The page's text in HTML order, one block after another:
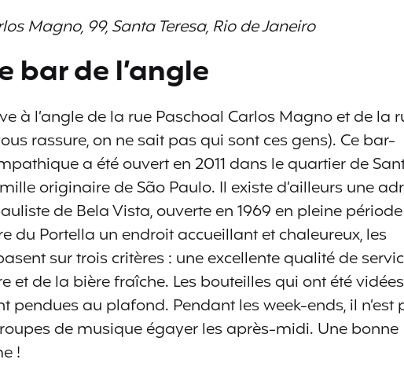
Magno, 99, Santa Teresa, Rio de Janeiro
bar de l’angle
à l’angle de la rue Paschoal Carlos Magno et de la
rassure, on ne sait pas qui sont ces gens). Ce bar-
a été ouvert en 2011 dans le quartier de
originaire de São Paulo. Il existe d’ailleurs une
de Bela Vista, ouverte en 1969 en pleine période
du Portella un endroit accueillant et chaleureux, les
sur trois critères : une excellente qualité de
et de la bière fraîche. Les bouteilles qui ont été
pendues au plafond. Pendant les week-ends, il n’est
de musique égayer les après-midi. Une bonne
!